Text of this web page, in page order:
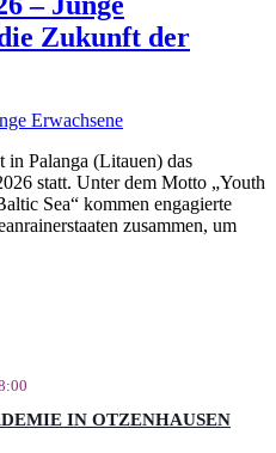
Zukunft der
Erwachsene
in Palanga (Litauen) das
statt. Unter dem Motto „Youth
Sea“ kommen engagierte
zusammen, um
IN OTZENHAUSEN